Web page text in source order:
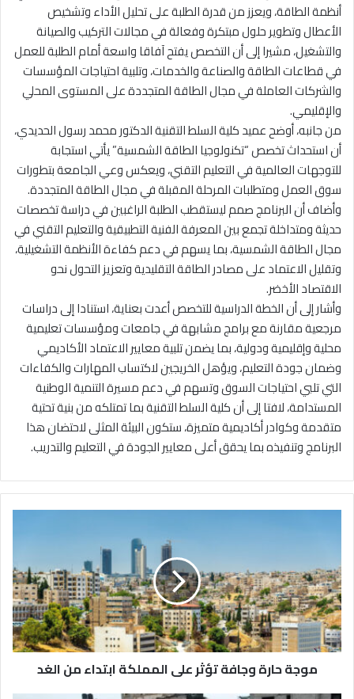
أنظمة الطاقة، ويعزز من قدرة الطلبة على تحليل الأداء وتشخيص
الأعطال وتطوير حلول مبتكرة وفعالة في مجالات التركيب والصيانة
والتشغيل، مشيرا إلى أن التخصص يفتح آفاقا واسعة أمام الطلبة للعمل
في قطاعات الطاقة والصناعة والخدمات، وتلبية احتياجات المؤسسات
والشركات العاملة في مجال الطاقة المتجددة على المستوى المحلي
والإقليمي.
من جانبه، أوضح عميد كلية السلط التقنية الدكتور محمد رسول الحديدي،
أن استحداث تخصص “تكنولوجيا الطاقة الشمسية” يأتي استجابة
للتوجهات العالمية في التعليم التقني، ويعكس وعي الجامعة بتطورات
سوق العمل ومتطلبات المرحلة المقبلة في مجال الطاقة المتجددة.
وأضاف أن البرنامج صمم ليستقطب الطلبة الراغبين في دراسة تخصصات
حديثة ومتداخلة تجمع بين المعرفة الفنية التطبيقية والتعليم التقني في
مجال الطاقة الشمسية، بما يسهم في دعم كفاءة الأنظمة التشغيلية،
وتقليل الاعتماد على مصادر الطاقة التقليدية وتعزيز التحول نحو
الاقتصاد الأخضر.
وأشار إلى أن الخطة الدراسية للتخصص أعدت بعناية، استنادا إلى دراسات
مرجعية مقارنة مع برامج مشابهة في جامعات ومؤسسات تعليمية
محلية وإقليمية ودولية، بما يضمن تلبية معايير الاعتماد الأكاديمي
وضمان جودة التعليم، ويؤهل الخريجين لاكتساب المهارات والكفاءات
التي تلبي احتياجات السوق وتسهم في دعم مسيرة التنمية الوطنية
المستدامة، لافتا إلى أن كلية السلط التقنية بما تمتلكه من بنية تحتية
متقدمة وكوادر أكاديمية متميزة، ستكون البيئة المثلى لاحتضان هذا
البرنامج وتنفيذه بما يحقق أعلى معايير الجودة في التعليم والتدريب.
ة
ح
ا
ر
ة
و
موجة حارة وجافة تؤثر على المملكة ابتداء من الغد